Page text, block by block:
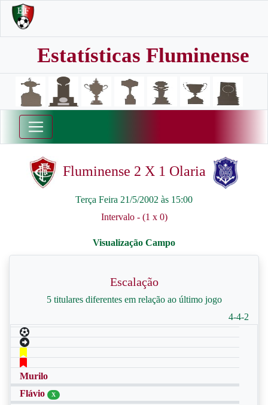
Estatísticas Fluminense
Fluminense 2 X 1 Olaria
Terça Feira 21/5/2002 às 15:00
Intervalo - (1 x 0)
Escalação
5 titulares diferentes em relação ao último jogo
4-4-2
Murilo
Flávio
X